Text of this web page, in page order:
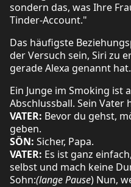
sondern das, was Ihre
Tinder-Account."
Das häufigste
der Versuch sein, Siri zu
gerade Alexa genannt hat.
Ein Junge im Smoking ist
Abschlussball. Sein Vater
VATER: Bevor du gehst,
geben.
SÖN: Sicher, Papa.
VATER: Es ist ganz
selbst und mach keine
Sohn:(lange Pause) Nun,